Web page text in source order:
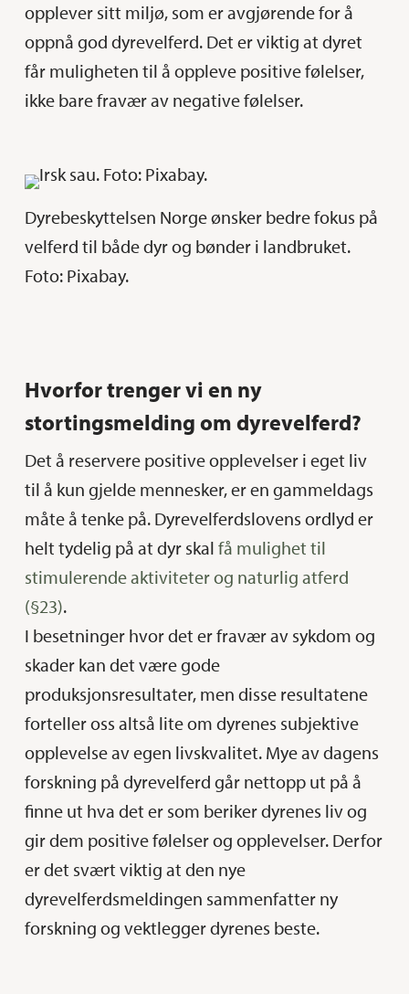
opplever sitt miljø, som er avgjørende for å
oppnå god dyrevelferd. Det er viktig at dyret
får muligheten til å oppleve positive følelser,
ikke bare fravær av negative følelser.
Dyrebeskyttelsen Norge ønsker bedre fokus på
velferd til både dyr og bønder i landbruket.
Foto: Pixabay.
Hvorfor trenger vi en ny
stortingsmelding om dyrevelferd?
Det å reservere positive opplevelser i eget liv
til å kun gjelde mennesker, er en gammeldags
måte å tenke på. Dyrevelferdslovens ordlyd er
helt tydelig på at dyr skal få mulighet til
stimulerende aktiviteter og naturlig atferd
(§23).
I besetninger hvor det er fravær av sykdom og
skader kan det være gode
produksjonsresultater, men disse resultatene
forteller oss altså lite om dyrenes subjektive
opplevelse av egen livskvalitet. Mye av dagens
forskning på dyrevelferd går nettopp ut på å
finne ut hva det er som beriker dyrenes liv og
gir dem positive følelser og opplevelser. Derfor
er det svært viktig at den nye
dyrevelferdsmeldingen sammenfatter ny
forskning og vektlegger dyrenes beste.